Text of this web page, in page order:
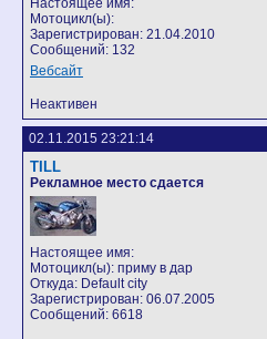
Настоящее имя:
Мотоцикл(ы):
Зарегистрирован: 21.04.2010
Сообщений: 132
Вебсайт
Неактивен
02.11.2015 23:21:14
TILL
Рекламное место сдается
Настоящее имя:
Мотоцикл(ы): приму в дар
Откуда: Default city
Зарегистрирован: 06.07.2005
Сообщений: 6618